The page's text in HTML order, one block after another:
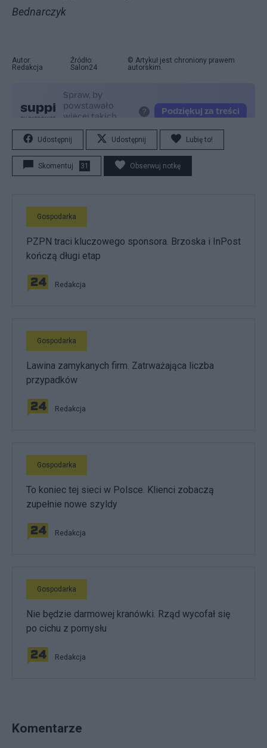
Bednarczyk
Autor:
Redakcja
Źródło:
Salon24
© Artykuł jest chroniony prawem
autorskim.
Udostępnij Udostępnij Lubię to!
Skomentuj 31 Obserwuj notkę
Gospodarka
PZPN traci kluczowego sponsora. Brzoska i InPost
kończą długi etap
Redakcja
Gospodarka
Lawina zamykanych firm. Zatrważająca liczba
przypadków
Redakcja
Gospodarka
To koniec tej sieci w Polsce. Klienci zobaczą
zupełnie nowe szyldy
Redakcja
Gospodarka
Nie będzie darmowej kranówki. Rząd wycofał się
po cichu z pomysłu
Redakcja
Komentarze